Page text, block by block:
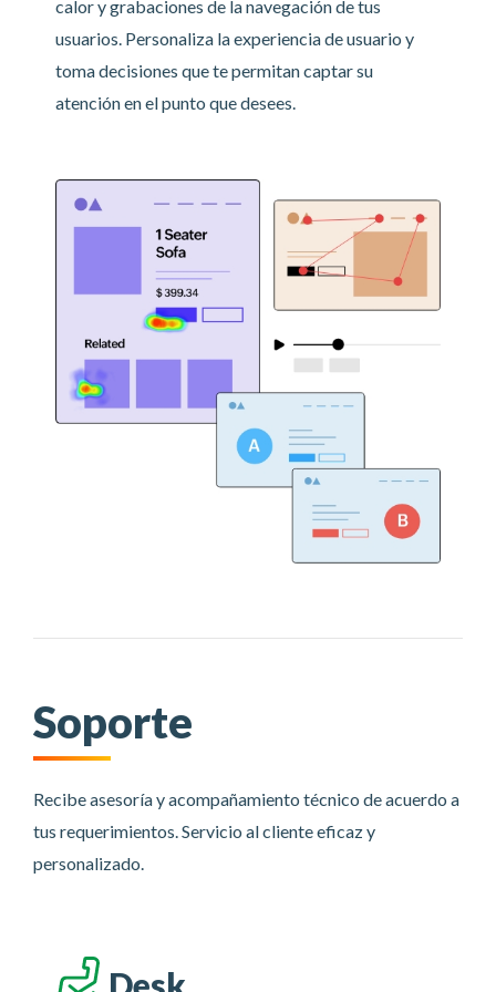
calor y grabaciones de la navegación de tus
usuarios. Personaliza la experiencia de usuario y
toma decisiones que te permitan captar su
atención en el punto que desees.
Soporte
Recibe asesoría y acompañamiento técnico de acuerdo a
tus requerimientos. Servicio al cliente eficaz y
personalizado.
Desk